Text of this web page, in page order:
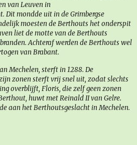
van Leuven in
Dit mondde uit in de Grimbergse
moesten de Berthouts het onderspit
liet de motte van de Berthouts
Achteraf werden de Berthouts wel
van Brabant.
Mechelen, sterft in 1288. De
zonen sterft vrij snel uit, zodat slechts
overblijft, Floris, die zelf geen zonen
huwt met Reinald II van Gelre.
aan het Berthoutsgeslacht in Mechelen.